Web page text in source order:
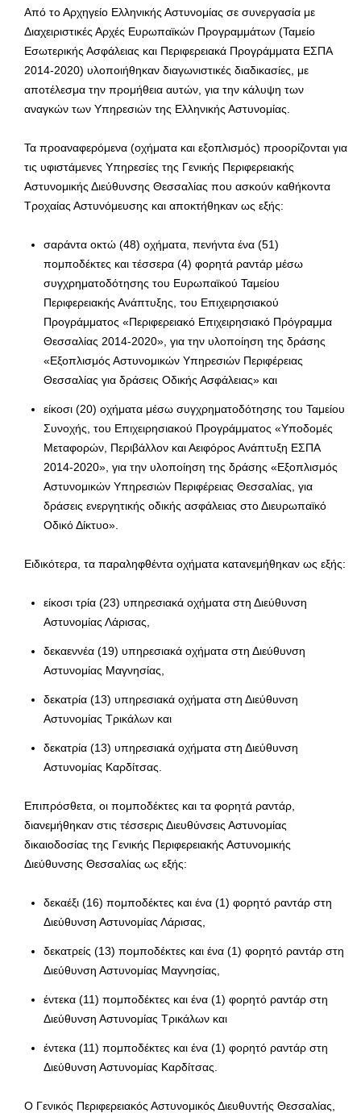
Από το Αρχηγείο Ελληνικής Αστυνομίας σε συνεργασία με
Διαχειριστικές Αρχές Ευρωπαϊκών Προγραμμάτων (Ταμείο
Εσωτερικής Ασφάλειας και Περιφερειακά Προγράμματα ΕΣΠΑ
2014-2020) υλοποιήθηκαν διαγωνιστικές διαδικασίες, με
αποτέλεσμα την προμήθεια αυτών, για την κάλυψη των
αναγκών των Υπηρεσιών της Ελληνικής Αστυνομίας.
Τα προαναφερόμενα (οχήματα και εξοπλισμός) προορίζονται για
τις υφιστάμενες Υπηρεσίες της Γενικής Περιφερειακής
Αστυνομικής Διεύθυνσης Θεσσαλίας που ασκούν καθήκοντα
Τροχαίας Αστυνόμευσης και αποκτήθηκαν ως εξής:
σαράντα οκτώ (48) οχήματα, πενήντα ένα (51)
πομποδέκτες και τέσσερα (4) φορητά ραντάρ μέσω
συγχρηματοδότησης του Ευρωπαϊκού Ταμείου
Περιφερειακής Ανάπτυξης, του Επιχειρησιακού
Προγράμματος «Περιφερειακό Επιχειρησιακό Πρόγραμμα
Θεσσαλίας 2014-2020», για την υλοποίηση της δράσης
«Εξοπλισμός Αστυνομικών Υπηρεσιών Περιφέρειας
Θεσσαλίας για δράσεις Οδικής Ασφάλειας» και
είκοσι (20) οχήματα μέσω συγχρηματοδότησης του Ταμείου
Συνοχής, του Επιχειρησιακού Προγράμματος «Υποδομές
Μεταφορών, Περιβάλλον και Αειφόρος Ανάπτυξη ΕΣΠΑ
2014-2020», για την υλοποίηση της δράσης «Εξοπλισμός
Αστυνομικών Υπηρεσιών Περιφέρειας Θεσσαλίας, για
δράσεις ενεργητικής οδικής ασφάλειας στο Διευρωπαϊκό
Οδικό Δίκτυο».
Ειδικότερα, τα παραληφθέντα οχήματα κατανεμήθηκαν ως εξής:
είκοσι τρία (23) υπηρεσιακά οχήματα στη Διεύθυνση
Αστυνομίας Λάρισας,
δεκαεννέα (19) υπηρεσιακά οχήματα στη Διεύθυνση
Αστυνομίας Μαγνησίας,
δεκατρία (13) υπηρεσιακά οχήματα στη Διεύθυνση
Αστυνομίας Τρικάλων και
δεκατρία (13) υπηρεσιακά οχήματα στη Διεύθυνση
Αστυνομίας Καρδίτσας.
Επιπρόσθετα, οι πομποδέκτες και τα φορητά ραντάρ,
διανεμήθηκαν στις τέσσερις Διευθύνσεις Αστυνομίας
δικαιοδοσίας της Γενικής Περιφερειακής Αστυνομικής
Διεύθυνσης Θεσσαλίας ως εξής:
δεκαέξι (16) πομποδέκτες και ένα (1) φορητό ραντάρ στη
Διεύθυνση Αστυνομίας Λάρισας,
δεκατρείς (13) πομποδέκτες και ένα (1) φορητό ραντάρ στη
Διεύθυνση Αστυνομίας Μαγνησίας,
έντεκα (11) πομποδέκτες και ένα (1) φορητό ραντάρ στη
Διεύθυνση Αστυνομίας Τρικάλων και
έντεκα (11) πομποδέκτες και ένα (1) φορητό ραντάρ στη
Διεύθυνση Αστυνομίας Καρδίτσας.
O Γενικός Περιφερειακός Αστυνομικός Διευθυντής Θεσσαλίας,